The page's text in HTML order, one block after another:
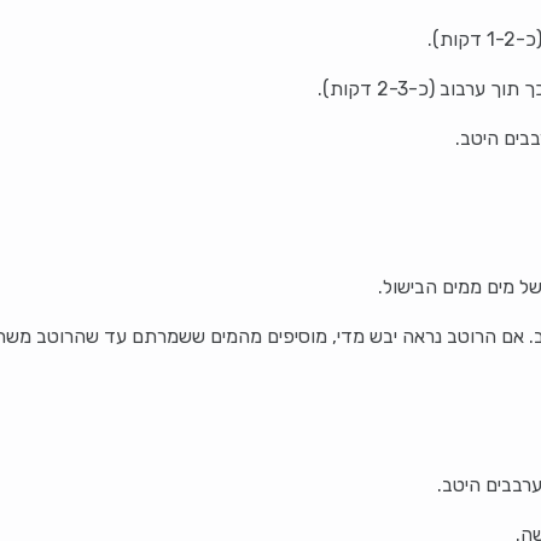
(כ-2-3 דקות).
מים ממים הבישול.
אם הרוטב נראה יבש מדי, מוסיפים מהמים ששמרתם עד שהרוטב
היטב.